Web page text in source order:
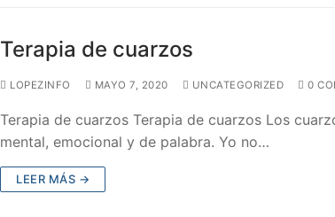
Terapia de cuarzos
LOPEZINFO MAYO 7, 2020 UNCATEGORIZED 0
Terapia de cuarzos Terapia de cuarzos Los
mental, emocional y de palabra. Yo no…
LEER MÁS →